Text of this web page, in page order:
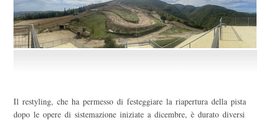
Il restyling, che ha permesso di festeggiare la riapertura della pista
dopo le opere di sistemazione iniziate a dicembre, è durato diversi